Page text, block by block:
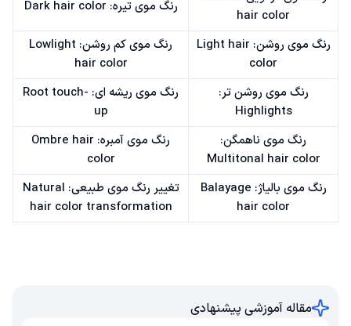
hair color
رنگ موی تیره: Dark hair color
رنگ موی روشن: Light hair
color
رنگ موی کم روشن: Lowlight
hair color
رنگ موی روشن تر:
Highlights
رنگ موی ریشه ای: Root touch-
up
رنگ موی ناهمگن:
Multitonal hair color
رنگ موی آمبره: Ombre hair
color
رنگ موی بالیاژ: Balayage
hair color
تغییر رنگ موی طبیعی: Natural
hair color transformation
مقاله آموزشی پیشنهادی